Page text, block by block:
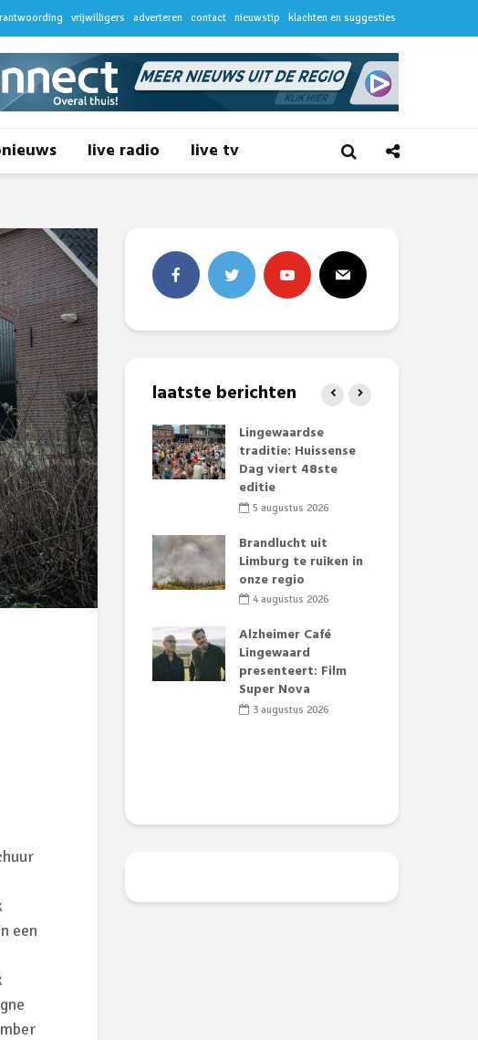
vrijwilligers adverteren contact nieuwstip klachten en suggesties
live radio live tv
een
laatste berichten
Komkommertijd op
Angerse basisschool:
‘Eerste groenten
geoogst’
28 juli 2026
Gevaarlijk gif in
Huissense visvijvers:
‘Raak geen dode
vissen of vogels aan’
Lingewaardse
traditie: Huissense
Dag viert 48ste
editie
5 augustus 2026
Brandlucht uit
Limburg te ruiken in
onze regio
4 augustus 2026
Alzheimer Café
Lingewaard
presenteert: Film
Super Nova
3 augustus 2026